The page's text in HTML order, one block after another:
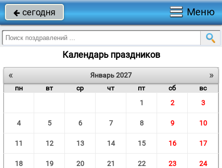
 сегодня Меню
Календарь праздников
« »
Январь 2027
пн
вт ср чт пт сб
вс
1
2 3
4 5 6 7 8 9 10
11 12 13 14 15 16 17
18 19 20 21 22 23 24